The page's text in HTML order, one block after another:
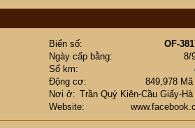
Biển số
OF-
Ngày cấp bằng
8/
Số km
Động cơ
849,978
Nơi ở
Trần Quý Kiên-Cầu Giấy-Hà
Website